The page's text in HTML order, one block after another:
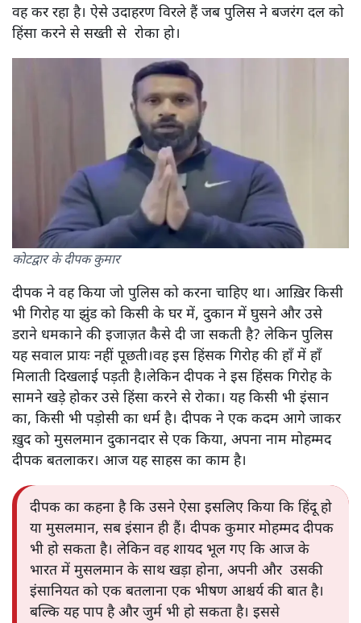
वह कर रहा है। ऐसे उदाहरण विरले हैं जब पुलिस ने बजरंग दल को
हिंसा करने से सख्ती से रोका हो।
कोटद्वार के दीपक कुमार
दीपक ने वह किया जो पुलिस को करना चाहिए था। आख़िर किसी
भी गिरोह या झुंड को किसी के घर में, दुकान में घुसने और उसे
डराने धमकाने की इजाज़त कैसे दी जा सकती है? लेकिन पुलिस
यह सवाल प्रायः नहीं पूछती।वह इस हिंसक गिरोह की हाँ में हाँ
मिलाती दिखलाई पड़ती है।लेकिन दीपक ने इस हिंसक गिरोह के
सामने खड़े होकर उसे हिंसा करने से रोका। यह किसी भी इंसान
का, किसी भी पड़ोसी का धर्म है। दीपक ने एक कदम आगे जाकर
ख़ुद को मुसलमान दुकानदार से एक किया, अपना नाम मोहम्मद
दीपक बतलाकर। आज यह साहस का काम है।
दीपक का कहना है कि उसने ऐसा इसलिए किया कि हिंदू हो
या मुसलमान, सब इंसान ही हैं। दीपक कुमार मोहम्मद दीपक
भी हो सकता है। लेकिन वह शायद भूल गए कि आज के
भारत में मुसलमान के साथ खड़ा होना, अपनी और उसकी
इंसानियत को एक बतलाना एक भीषण आश्चर्य की बात है।
बल्कि यह पाप है और जुर्म भी हो सकता है। इससे